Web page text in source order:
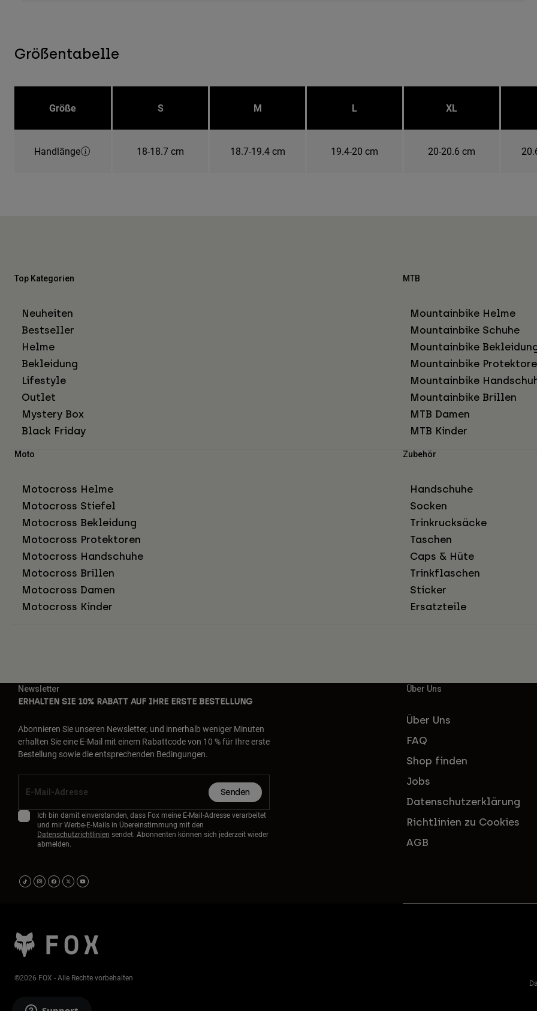
Größentabelle
Größe S M L XL
Handlänge 18-18.7 cm 18.7-19.4 cm 19.4-20 cm 20-20.6 cm
Top Kategorien
Neuheiten
Bestseller
Helme
Bekleidung
Lifestyle
Outlet
Mystery Box
Black Friday
MTB
Mountainbike Helme
Mountainbike Schuhe
Mountainbike
Mountainbike
Mountainbike
Mountainbike Brillen
MTB Damen
MTB Kinder
Moto
Motocross Helme
Motocross Stiefel
Motocross Bekleidung
Motocross Protektoren
Motocross Handschuhe
Motocross Brillen
Motocross Damen
Motocross Kinder
Zubehör
Handschuhe
Socken
Trinkrucksäcke
Taschen
Caps & Hüte
Trinkflaschen
Sticker
Ersatzteile
Newsletter
ERHALTEN SIE 10% RABATT AUF IHRE ERSTE BESTELLUNG
Abonnieren Sie unseren Newsletter, und innerhalb weniger Minuten
erhalten Sie eine E-Mail mit einem Rabattcode von 10 % für Ihre erste
Bestellung sowie die entsprechenden Bedingungen.
Senden
Ich bin damit einverstanden, dass Fox meine E-Mail-Adresse verarbeitet
und mir Werbe-E-Mails in Übereinstimmung mit den
Datenschutzrichtlinien sendet. Abonnenten können sich jederzeit wieder
abmelden.
Über Uns
Über Uns
FAQ
Shop finden
Jobs
Datenschutzerklärung
Richtlinien zu Cookies
AGB
©2026 FOX - Alle Rechte vorbehalten